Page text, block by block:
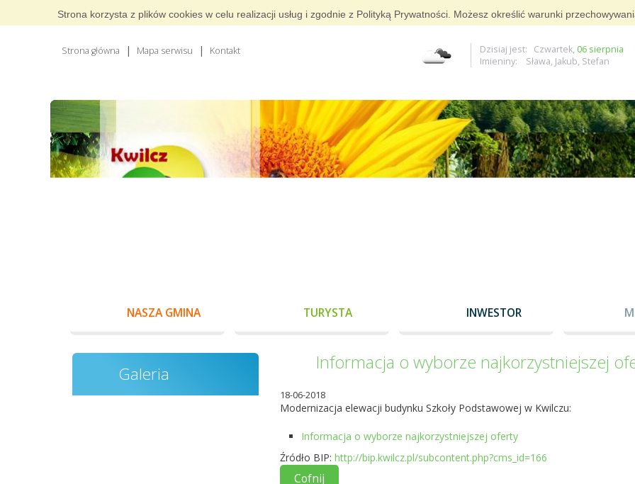
Strona korzysta z plików cookies w celu realizacji usług i zgodnie z Polityką Prywatności. Możesz określić warunki
Strona główna Mapa serwisu Kontakt Dzisiaj jest: Czwartek, 06 sierpnia
Imieniny: Sława, Jakub, Stefan
NASZA GMINA TURYSTA INWESTOR
Galeria
Informacja o wyborze najkorzystniejszej
18-06-2018
Modernizacja elewacji budynku Szkoły Podstawowej w Kwilczu:
Informacja o wyborze najkorzystniejszej oferty
Źródło BIP: http://bip.kwilcz.pl/subcontent.php?cms_id=166
Cofnij